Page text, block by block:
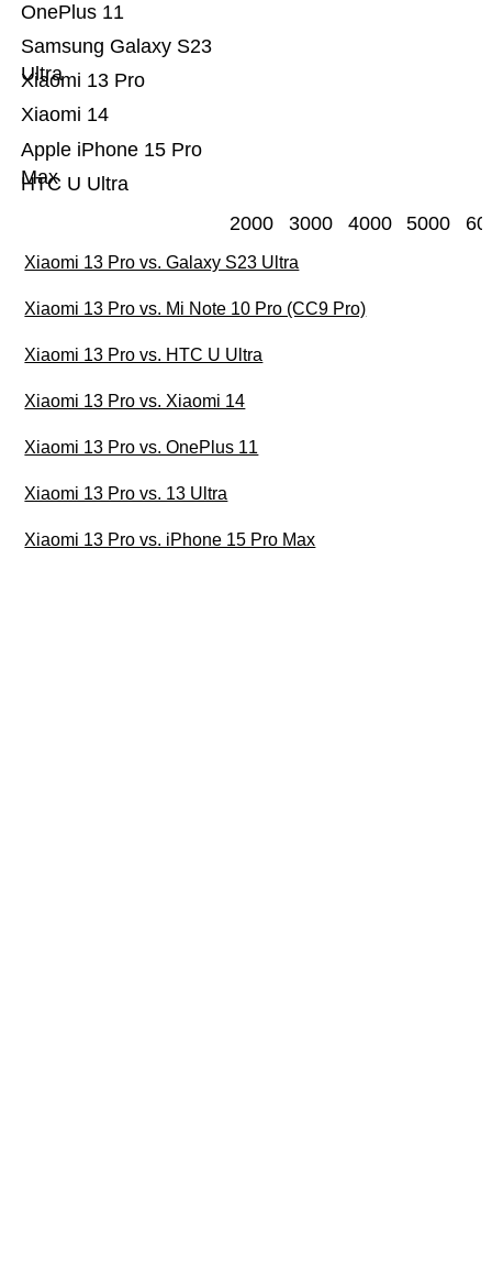
HTC U Ultra
Apple iPhone 15 Pro
Max
Xiaomi 14
Xiaomi 13 Pro
Samsung Galaxy S23
Ultra
OnePlus 11
2000 3000 4000 5000
Xiaomi 13 Pro vs. Galaxy S23 Ultra
Xiaomi 13 Pro vs. Mi Note 10 Pro (CC9 Pro)
Xiaomi 13 Pro vs. HTC U Ultra
Xiaomi 13 Pro vs. Xiaomi 14
Xiaomi 13 Pro vs. OnePlus 11
Xiaomi 13 Pro vs. 13 Ultra
Xiaomi 13 Pro vs. iPhone 15 Pro Max